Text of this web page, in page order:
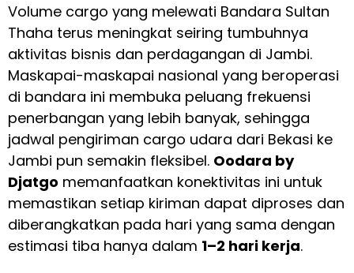
Volume cargo yang melewati Bandara Sultan
Thaha terus meningkat seiring tumbuhnya
aktivitas bisnis dan perdagangan di Jambi.
Maskapai-maskapai nasional yang beroperasi
di bandara ini membuka peluang frekuensi
penerbangan yang lebih banyak, sehingga
jadwal pengiriman cargo udara dari Bekasi ke
Jambi pun semakin fleksibel. Oodara by
Djatgo memanfaatkan konektivitas ini untuk
memastikan setiap kiriman dapat diproses dan
diberangkatkan pada hari yang sama dengan
estimasi tiba hanya dalam 1–2 hari kerja.